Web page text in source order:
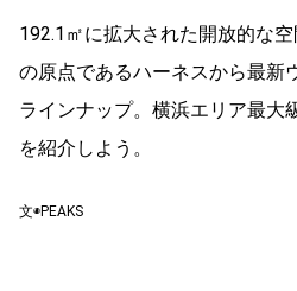
192.1㎡に拡大された開放的な
の原点であるハーネスから最新
ラインナップ。横浜エリア最大
を紹介しよう。
文◉PEAKS